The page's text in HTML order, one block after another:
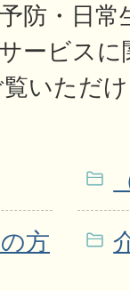
防・日常
ービス
いただ
方